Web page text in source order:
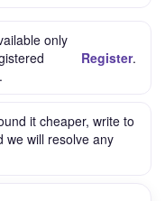
only
Register.
it cheaper, write to
we will resolve any